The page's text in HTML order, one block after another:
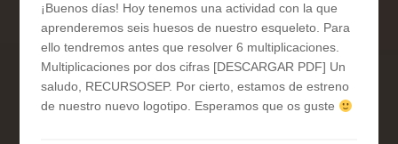
¡Buenos días! Hoy tenemos una actividad con la que
aprenderemos seis huesos de nuestro esqueleto. Para
ello tendremos antes que resolver 6 multiplicaciones.
Multiplicaciones por dos cifras [DESCARGAR PDF] Un
saludo, RECURSOSEP. Por cierto, estamos de estreno
de nuestro nuevo logotipo. Esperamos que os guste